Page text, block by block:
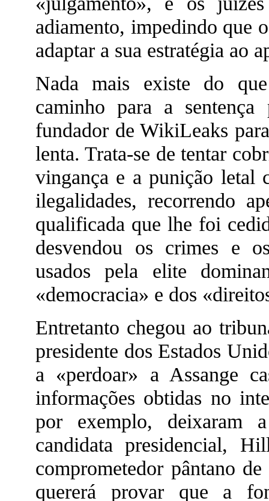
adiamento, impedindo que
adaptar a sua estratégia ao
Nada mais existe do
caminho para a sentença
fundador de WikiLeaks
lenta. Trata-se de tentar
vingança e a punição letal
ilegalidades, recorrendo
qualificada que lhe foi
desvendou os crimes e
usados pela elite
«democracia» e dos
Entretanto chegou ao
presidente dos Estados
a «perdoar» a Assange
informações obtidas no
por exemplo, deixaram
candidata presidencial,
comprometedor pântano
quererá provar que a